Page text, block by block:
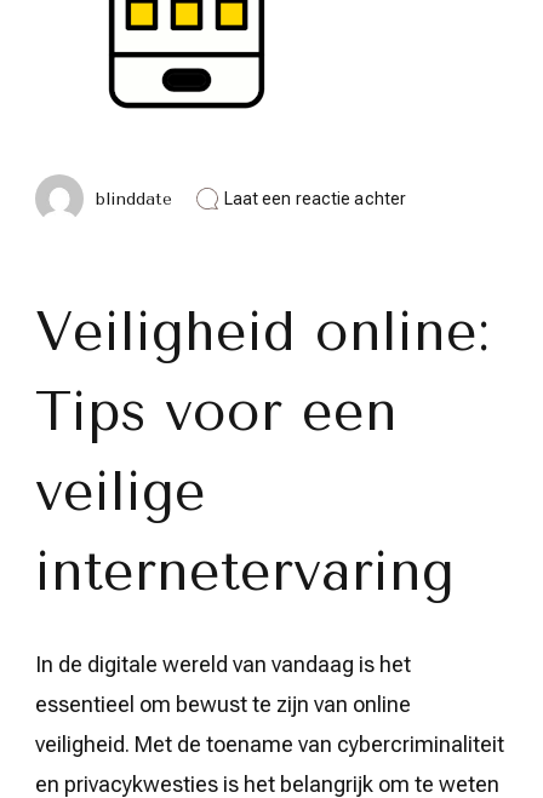
blinddate Laat een reactie achterop
voor
een
zorgeloze
Veiligheid online:
Tips voor een
veilige
internetervaring
In de digitale wereld van vandaag is het
essentieel om bewust te zijn van online
veiligheid. Met de toename van cybercriminaliteit
en privacykwesties is het belangrijk om te weten